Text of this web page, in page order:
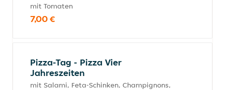
mit Tomaten
7,00 €
Pizza-Tag - Pizza Vier
Jahreszeiten
mit Salami, Feta-Schinken, Champignons,